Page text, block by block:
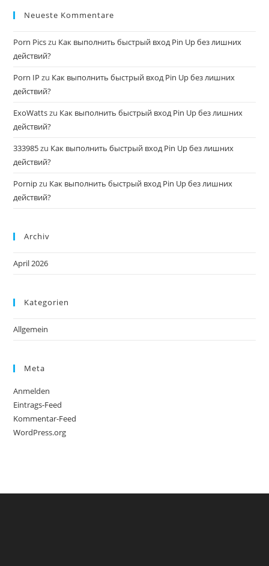
Neueste Kommentare
Porn Picszu Как выполнить быстрый вход Pin Up без лишних
действий?
Porn IP zu Как выполнить быстрый вход Pin Up без лишних
действий?
ExoWattszu Как выполнить быстрый вход Pin Up без лишних
действий?
333985zu Как выполнить быстрый вход Pin Up без лишних
действий?
Pornipzu Как выполнить быстрый вход Pin Up без лишних
действий?
Archiv
April 2026
Kategorien
Allgemein
Meta
Anmelden
Eintrags-Feed
Kommentar-Feed
WordPress.org